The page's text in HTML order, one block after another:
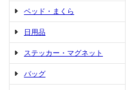
ベッド・まくら
日用品
ステッカー・マグネット
バッグ